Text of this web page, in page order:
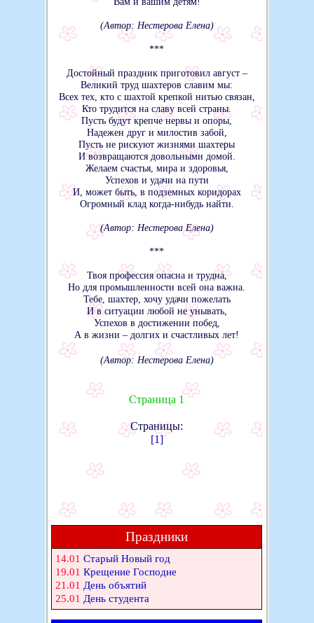
(Автор: Нестерова Елена)
***
Достойный праздник приготовил август –
Великий труд шахтеров славим мы:
Всех тех, кто с шахтой крепкой нитью связан,
Кто трудится на славу всей страны.
Пусть будут крепче нервы и опоры,
Надежен друг и милостив забой,
Пусть не рискуют жизнями шахтеры
И возвращаются довольными домой.
Желаем счастья, мира и здоровья,
Успехов и удачи на пути
И, может быть, в подземных коридорах
Огромный клад когда-нибудь найти.
(Автор: Нестерова Елена)
***
Твоя профессия опасна и трудна,
Но для промышленности всей она важна.
Тебе, шахтер, хочу удачи пожелать
И в ситуации любой не унывать,
Успехов в достижении побед,
А в жизни – долгих и счастливых лет!
(Автор: Нестерова Елена)
Страница 1
Страницы:
[1]
Праздники
14.01 Старый Новый год
19.01 Крещение Господне
21.01 День объятий
25.01 День студента